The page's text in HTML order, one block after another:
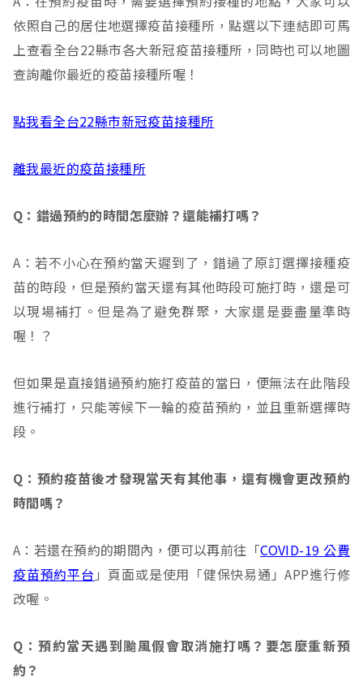
依照自己的居住地選擇疫苗接種所，點選以下連結即可馬
上查看全台22縣市各大新冠疫苗接種所，同時也可以地圖
查詢離你最近的疫苗接種所喔！
點我看全台22縣市新冠疫苗接種所
離我最近的疫苗接種所
Q：錯過預約的時間怎麼辦？還能補打嗎？
A：若不小心在預約當天遲到了，錯過了原訂選擇接種疫
苗的時段，但是預約當天還有其他時段可施打時，還是可
以現場補打。但是為了避免群聚，大家還是要盡量準時
喔！？
但如果是直接錯過預約施打疫苗的當日，便無法在此階段
進行補打，只能等候下一輪的疫苗預約，並且重新選擇時
段。
Q：預約疫苗後才發現當天有其他事，還有機會更改預約
時間嗎？
A：若還在預約的期間內，便可以再前往「COVID-19 公費
疫苗預約平台 」頁面或是使用「健保快易通」APP進行修
改喔。
Q：預約當天遇到颱風假會取消施打嗎？要怎麼重新預
約？